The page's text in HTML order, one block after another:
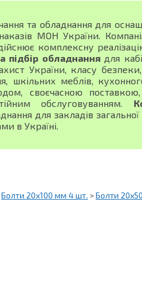
та обладнання для
МОН України.
комплексну
підбір обладнаннядля
України, класу
шкільних меблів,
своєчасною поставкою,
обслуговуванням.
для закладів загальної
в Україні.
Болти 20х100 мм 4 шт. >Болти